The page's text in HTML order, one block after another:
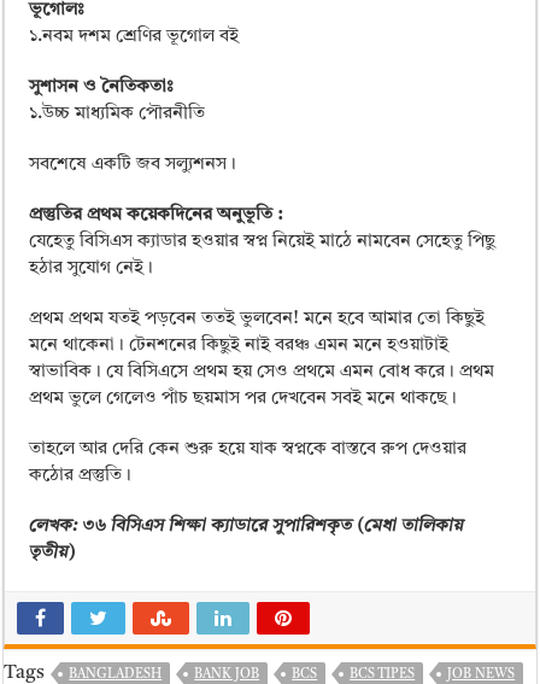
ভূগোলঃ
১.নবম দশম শ্রেণির ভূগোল বই
সুশাসন ও নৈতিকতাঃ
১.উচ্চ মাধ্যমিক পৌরনীতি
সবশেষে একটি জব সল্যুশনস।
প্রস্তুতির প্রথম কয়েকদিনের অনুভূতি :
যেহেতু বিসিএস ক্যাডার হওয়ার স্বপ্ন নিয়েই মাঠে নামবেন সেহেতু পিছু
হঠার সুযোগ নেই।
প্রথম প্রথম যতই পড়বেন ততই ভুলবেন! মনে হবে আমার তো কিছুই
মনে থাকেনা। টেনশনের কিছুই নাই বরঞ্চ এমন মনে হওয়াটাই
স্বাভাবিক। যে বিসিএসে প্রথম হয় সেও প্রথমে এমন বোধ করে। প্রথম
প্রথম ভুলে গেলেও পাঁচ ছয়মাস পর দেখবেন সবই মনে থাকছে।
তাহলে আর দেরি কেন শুরু হয়ে যাক স্বপ্নকে বাস্তবে রুপ দেওয়ার
কঠোর প্রস্তুতি।
লেখক: ৩৬ বিসিএস শিক্ষা ক্যাডারে সুপারিশকৃত (মেধা তালিকায়
তৃতীয়)
Tags BANGLADESH BANK JOB BCS BCS TIPES JOB NEWS